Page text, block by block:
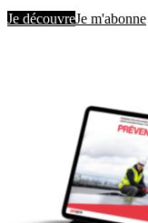
Je découvreJe m'abonne